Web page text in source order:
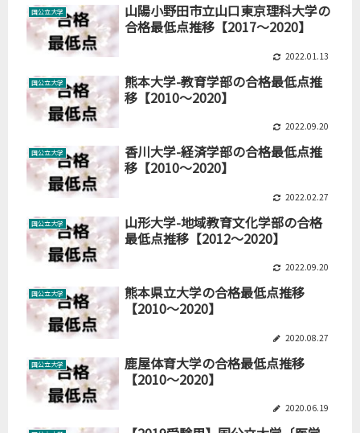
国公立大学
山陽小野田市立山口東京理科大学の
合格最低点推移【2017～2020】
2022.01.13
国公立大学
熊本大学-教育学部の合格最低点推
移【2010～2020】
2022.09.20
国公立大学
香川大学-経済学部の合格最低点推
移【2010～2020】
2022.02.27
国公立大学
山形大学-地域教育文化学部の合格
最低点推移【2012～2020】
2022.09.20
国公立大学
熊本県立大学の合格最低点推移
【2010～2020】
2020.08.27
国公立大学
鹿屋体育大学の合格最低点推移
【2010～2020】
2020.06.19